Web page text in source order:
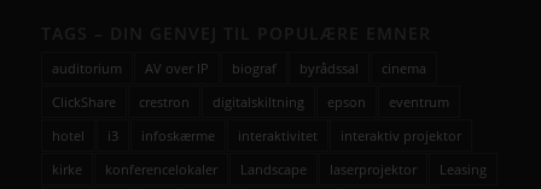
auditorium AV over IP biograf byrådssal
cinema
ClickShare
crestron digitalskiltning epson
eventrum
hotel
i3 infoskærme interaktivitet
interaktiv projektor
kirke
konferencelokaler Landscape laserprojektor
Leasing